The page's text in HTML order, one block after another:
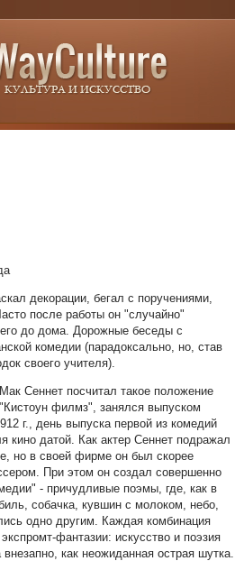
декорации, бегал с поручениями,
после работы он "случайно"
до дома. Дорожные беседы с
комедии (парадоксально, но, став
своего учителя).
Сеннет посчитал такое положение
филмз", занялся выпуском
г., день выпуска первой из комедий
кино датой. Как актер Сеннет подражал
но в своей фирме он был скорее
При этом он создал совершенно
- причудливые поэмы, где, как в
собачка, кувшин с молоком, небо,
одно другим. Каждая комбинация
фантазии: искусство и поэзия
как неожиданная острая шутка.